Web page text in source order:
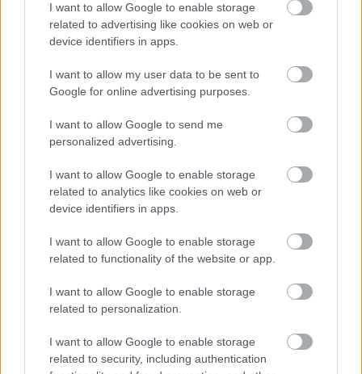
I want to allow Google to enable storage
related to advertising like cookies on web or
device identifiers in apps.
I want to allow my user data to be sent to
Google for online advertising purposes.
I want to allow Google to send me
personalized advertising.
I want to allow Google to enable storage
related to analytics like cookies on web or
device identifiers in apps.
I want to allow Google to enable storage
related to functionality of the website or app.
I want to allow Google to enable storage
related to personalization.
I want to allow Google to enable storage
related to security, including authentication
Négyzetméterenkénti egyforintos telekárral, lakhatási
támogatással és a rossz állapotban levő ingatlanok bontását
csongrádi önkormányzat.